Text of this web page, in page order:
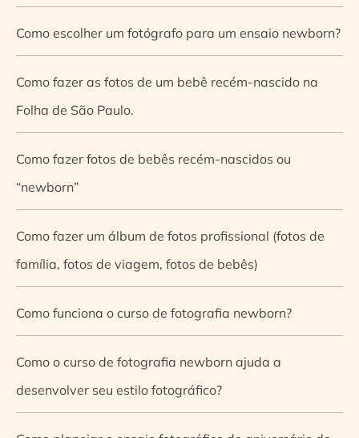
Como escolher um fotógrafo para um ensaio newborn?
Como fazer as fotos de um bebê recém-nascido na
Folha de São Paulo.
Como fazer fotos de bebês recém-nascidos ou
“newborn”
Como fazer um álbum de fotos profissional (fotos de
família, fotos de viagem, fotos de bebês)
Como funciona o curso de fotografia newborn?
Como o curso de fotografia newborn ajuda a
desenvolver seu estilo fotográfico?